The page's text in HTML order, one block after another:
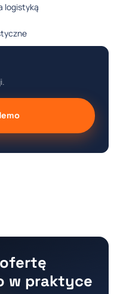
logistyką
w praktyce